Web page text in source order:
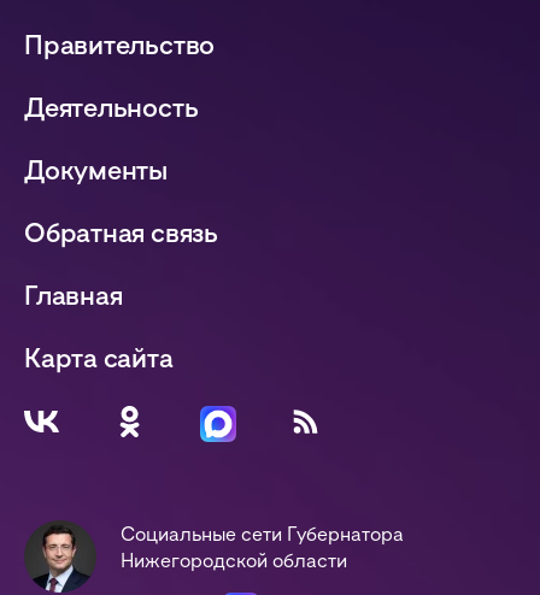
Правительство
Деятельность
Документы
Обратная связь
Главная
Карта сайта
Социальные сети Губернатора
Нижегородской области